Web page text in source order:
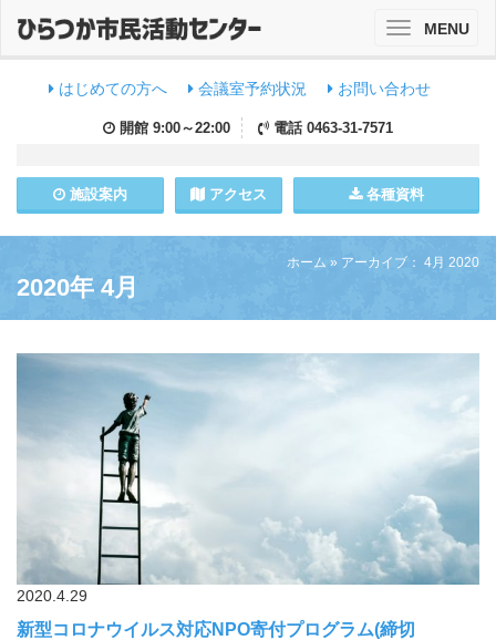
はじめての方へ 会議室予約状況 お問い合わせ
開館 9:00～22:00 電話 0463-31-7571
施設案内 アクセス 各種資料
ToggleMENU
ホーム » アーカイブ： 4月 2020
2020年 4月
2020.4.29
新型コロナウイルス対応NPO寄付プログラム(締切